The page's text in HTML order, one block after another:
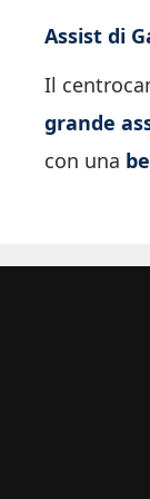
Assist di
Il
grande
con una